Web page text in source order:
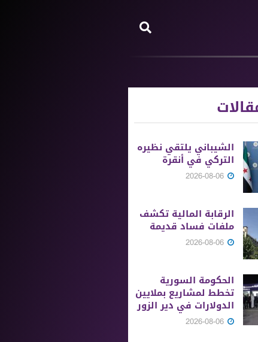
الشيباني يلتقي نظيره
التركي في أنقرة
الرقابة المالية تكشف
ملفات فساد قديمة
الحكومة السورية
تخطط لمشاريع بملايين
الدولارات في دير الزور